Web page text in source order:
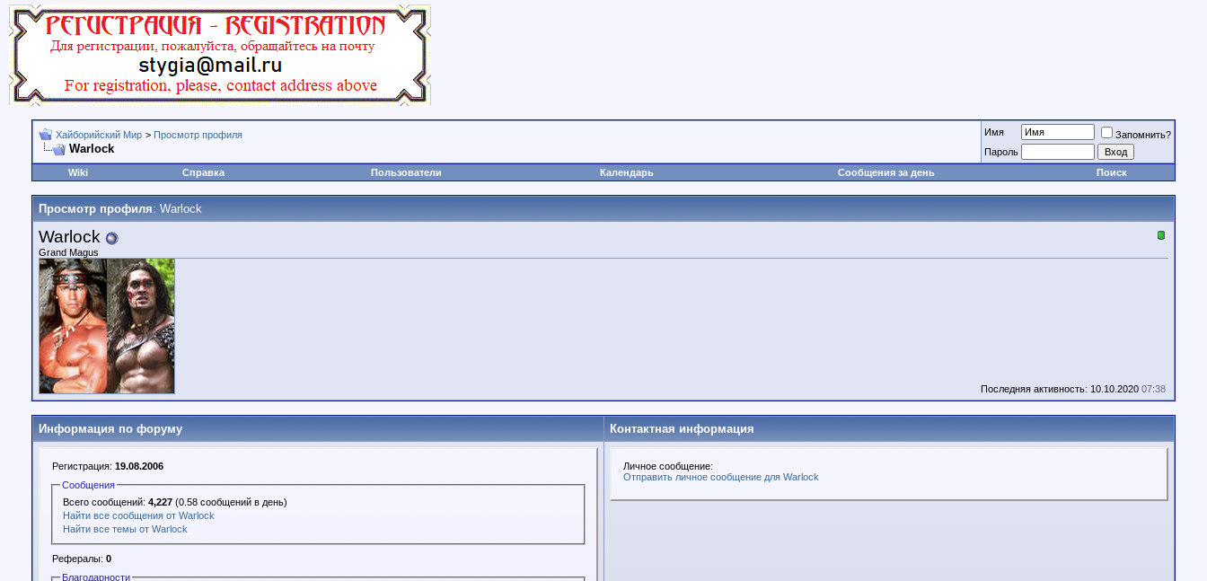
Хайборийский Мир > Просмотр профиля
Warlock
Имя
Запомнить?
Пароль
Wiki
Справка Пользователи Календарь Сообщения за день Поиск
Просмотр профиля: Warlock
Warlock
Grand Magus
Последняя активность: 10.10.2020 07:38
Информация по форуму Контактная информация
Регистрация: 19.08.2006
Сообщения
Всего сообщений:4,227 (0.58 сообщений в день)
Найти все сообщения от Warlock
Найти все темы от Warlock
Рефералы: 0
Благодарности
Личное сообщение:
Отправить личное сообщение для Warlock